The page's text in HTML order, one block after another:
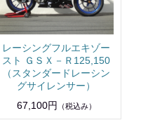
レーシングフルエキゾー
スト ＧＳＸ－Ｒ125,150
（スタンダードレーシン
グサイレンサー）
67,100円
（税込み）